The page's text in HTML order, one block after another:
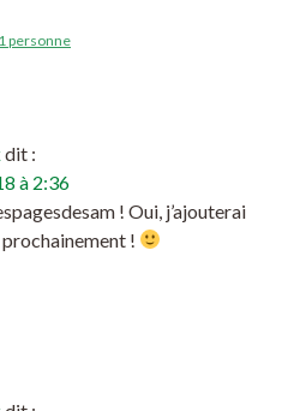
1 personne
dit :
à 2:36
! Oui, j’ajouterai
!